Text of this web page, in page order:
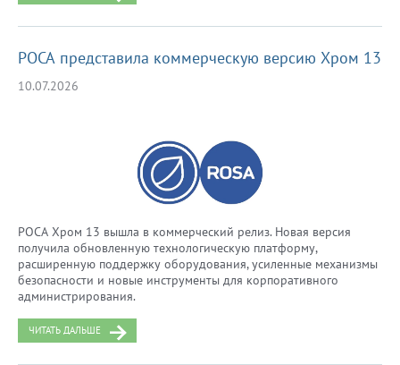
РОСА представила коммерческую версию Хром 13
10.07.2026
РОСА Хром 13 вышла в коммерческий релиз. Новая версия
получила обновленную технологическую платформу,
расширенную поддержку оборудования, усиленные механизмы
безопасности и новые инструменты для корпоративного
администрирования.
ЧИТАТЬ ДАЛЬШЕ